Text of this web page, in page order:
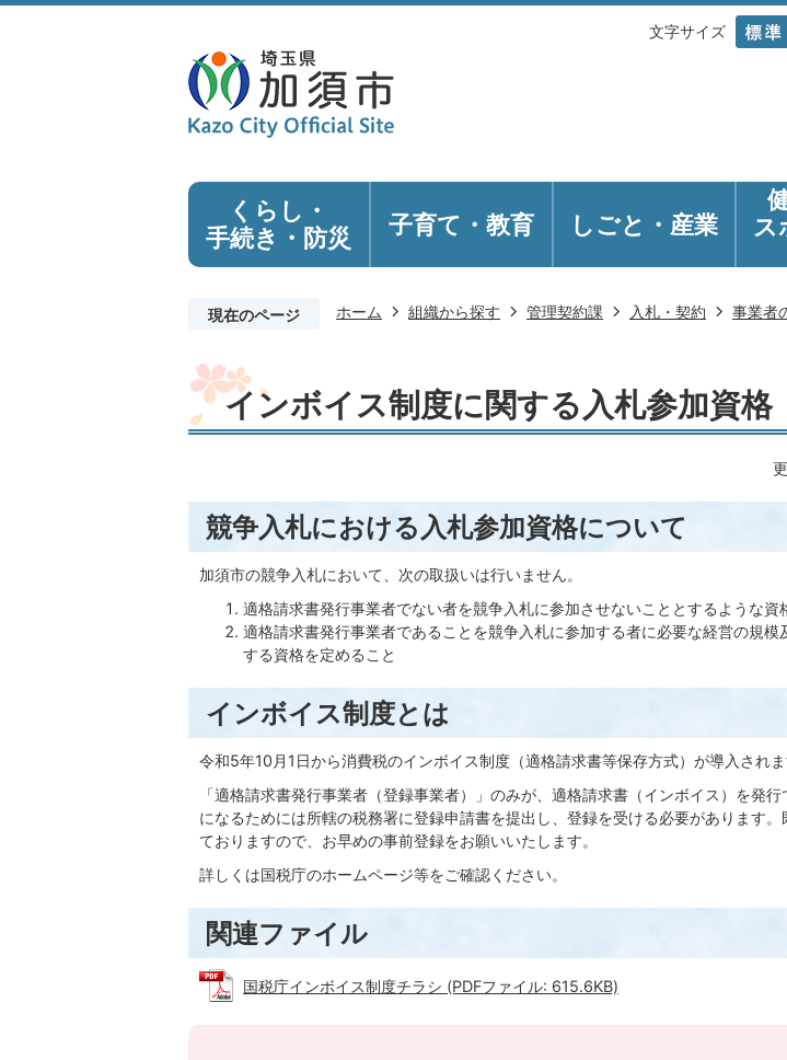
文字サイズ
くらし・
手続き ・防災 子育て・教育 しごと・産業
ス
現在のページ ホーム 組織から探す 管理契約課 入札・契約 事業者
インボイス制度に関する入札参加資格
競争入札における入札参加資格について
加須市の競争入札において、次の取扱いは行いません。
適格請求書発行事業者でない者を競争入札に参加させないこととするような資
適格請求書発行事業者であることを競争入札に参加する者に必要な経営の規模
する資格を定めること
インボイス制度とは
令和5年10月1日から消費税のインボイス制度（適格請求書等保存方式）が導入されま
「適格請求書発行事業者（登録事業者）」のみが、適格請求書（インボイス）を発
になるためには所轄の税務署に登録申請書を提出し、登録を受ける必要があります。
ておりますので、お早めの事前登録をお願いいたします。
詳しくは国税庁のホームページ等をご確認ください。
関連ファイル
国税庁インボイス制度チラシ (PDFファイル: 615.6KB)